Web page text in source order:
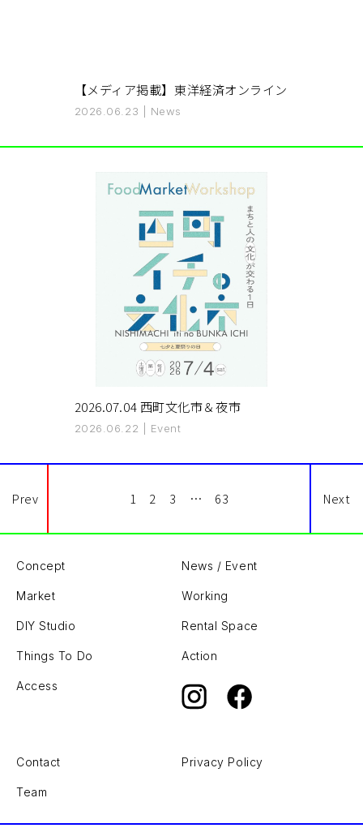
【メディア掲載】東洋経済オンライン
2026.06.23 News
2026.07.04 西町文化市＆夜市
2026.06.22 Event
Prev 1 2 3 … 63 Next
Concept News / Event
Market Working
DIY Studio Rental Space
Things To Do Action
Access
Contact Privacy Policy
Team